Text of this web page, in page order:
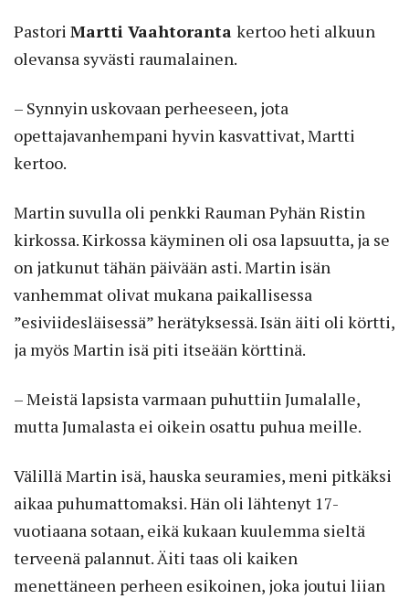
Pastori Martti Vaahtoranta kertoo heti alkuun
olevansa syvästi raumalainen.
– Synnyin uskovaan perheeseen, jota
opettajavanhempani hyvin kasvattivat, Martti
kertoo.
Martin suvulla oli penkki Rauman Pyhän Ristin
kirkossa. Kirkossa käyminen oli osa lapsuutta, ja se
on jatkunut tähän päivään asti. Martin isän
vanhemmat olivat mukana paikallisessa
”esiviidesläisessä” herätyksessä. Isän äiti oli körtti,
ja myös Martin isä piti itseään körttinä.
– Meistä lapsista varmaan puhuttiin Jumalalle,
mutta Jumalasta ei oikein osattu puhua meille.
Välillä Martin isä, hauska seuramies, meni pitkäksi
aikaa puhumattomaksi. Hän oli lähtenyt 17-
vuotiaana sotaan, eikä kukaan kuulemma sieltä
terveenä palannut. Äiti taas oli kaiken
menettäneen perheen esikoinen, joka joutui liian